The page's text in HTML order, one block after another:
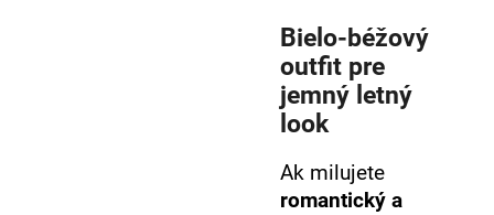
Bielo-béžový
outfit pre
jemný letný
look
Ak milujete
romantický a